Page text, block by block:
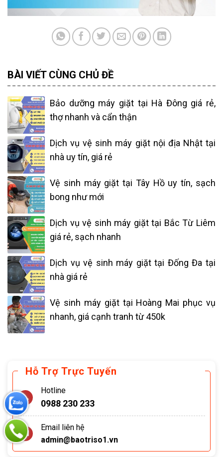
Hỗ Trợ Trực Tuyến
Hotline
0988 230 233
Email liên hệ
admin@baotriso1.vn
BÀI VIẾT CÙNG CHỦ ĐỀ
Bảo dưỡng máy giặt tại Hà Đông giá rẻ,
thợ nhanh và cẩn thận
Dịch vụ vệ sinh máy giặt nội địa Nhật tại
nhà uy tín, giá rẻ
Vệ sinh máy giặt tại Tây Hồ uy tín, sạch
bong như mới
Dịch vụ vệ sinh máy giặt tại Bắc Từ Liêm
giá rẻ, sạch nhanh
Dịch vụ vệ sinh máy giặt tại Đống Đa tại
nhà giá rẻ
Vệ sinh máy giặt tại Hoàng Mai phục vụ
nhanh, giá cạnh tranh từ 450k